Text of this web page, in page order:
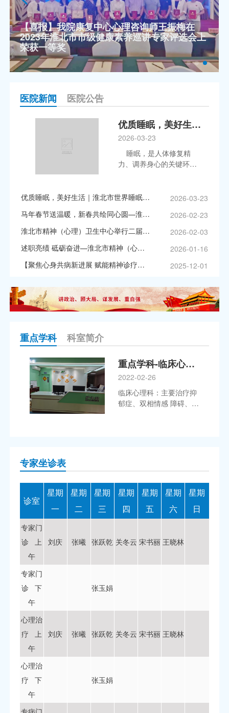
【喜报】我院康复中心心理咨询师王振梅在
2023年淮北市市级健康素养巡讲专家评选会上
荣获一等奖
医院新闻
医院公告
优质睡眠，美好生活｜淮北市世界睡眠日主题义诊圆满落幕，守护群众一夜好眠！
2026-03-23
睡眠，是人体修复精
力、调养身心的关键环
我们迎来了第26个“世界睡
睡眠，美好生活”。为进一
步普及科学睡眠知识，破
面提升大众睡眠健康水
平，3月20日-21日，淮北
市精神卫生项目办、淮北
联合淮北矿工总医院，先
后走进烈山区杨庄街道、
淮北矿工总医院院区，开
群众的一致认可与广泛好
评。 义诊现场暖心直击：
专业护航，贴心服务零距
离 活动现场氛围热烈，
不少市民早早来到现场排
求，针对入睡困难、睡眠
浅、早醒、多梦易醒等常
见睡眠障碍，以及长期失
眠引发的精神疲惫、情绪
致问诊与专业分析。 专
优质睡眠，美好生活｜淮北市世界睡眠日主题义诊圆满落幕，守护群众一夜好眠！
2026-03-23
马年春节送温暖，新春共绘同心圆—淮北市精神（心理）卫生中心领导慰问一线值班职工并举办新春医患联欢活动
2026-02-23
淮北市精神（心理）卫生中心举行二届一次职工（会员）代表大会、2026年工作会议、2025年度表彰大会
2026-02-03
述职亮绩 砥砺奋进—淮北市精神（心理）卫生中心召开2025年度述职汇报
2026-01-16
【聚焦心身共病新进展 赋能精神诊疗新未来】淮北市精神（心理）卫生中心成功举办《精神心理疾病合并躯体疾病诊疗新进展》省级继教项目
2025-12-01
重点学科
科室简介
重点学科-临床心理科
2022-02-26
临床心理科：主要治疗抑
郁症、双相情感 障碍、焦
年期学习困难、情绪和行
为问题等疾病，下设睡眠
障碍诊疗中心、焦虑抑郁
诊疗中心和儿童青少年心
任医师1名，副主任医师２
中医师１名，康复医师１
弛治疗、宣泄治疗、脑电
生物反馈治疗等)，集精神
专家坐诊表
诊室
星期
一
星期
二
星期
三
星期
四
星期
五
星期
六
星期
日
专家门
诊 上
午
刘庆 张曦 张跃乾 关冬云 宋书丽 王晓林
专家门
诊 下
午
张玉娟
心理治
疗 上
午
刘庆 张曦 张跃乾 关冬云 宋书丽 王晓林
心理治
疗 下
午
张玉娟